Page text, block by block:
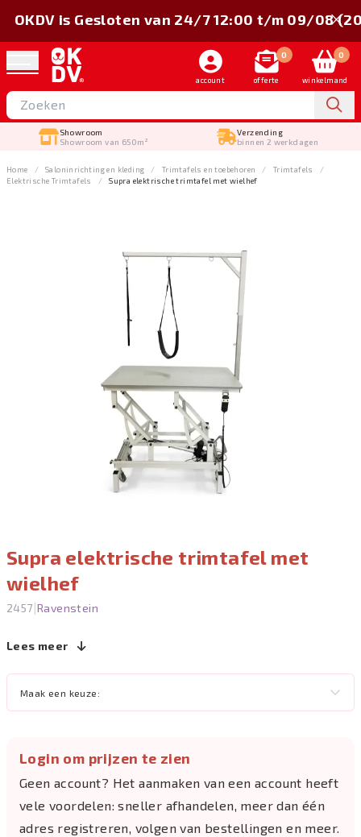
account
0
offerte
0
winkelmand
Showroom
Showroom van 650m²
Verzending
binnen 2 werkdagen
OKDV is Gesloten van 24/7 12:00 t/m 09/08
Home Salon­inrichting en kleding Trimtafels en toebehoren
Trimtafels
Elektrische Trimtafels
Supra elektrische trimtafel met wielhef
Supra elektrische trimtafel met
wielhef
2457|Ravenstein
Lees meer
Maak een keuze:
Login om prijzen te zien
Geen account? Het aanmaken van een account heeft
vele voordelen: sneller afhandelen, meer dan één
adres registreren, volgen van bestellingen en meer.